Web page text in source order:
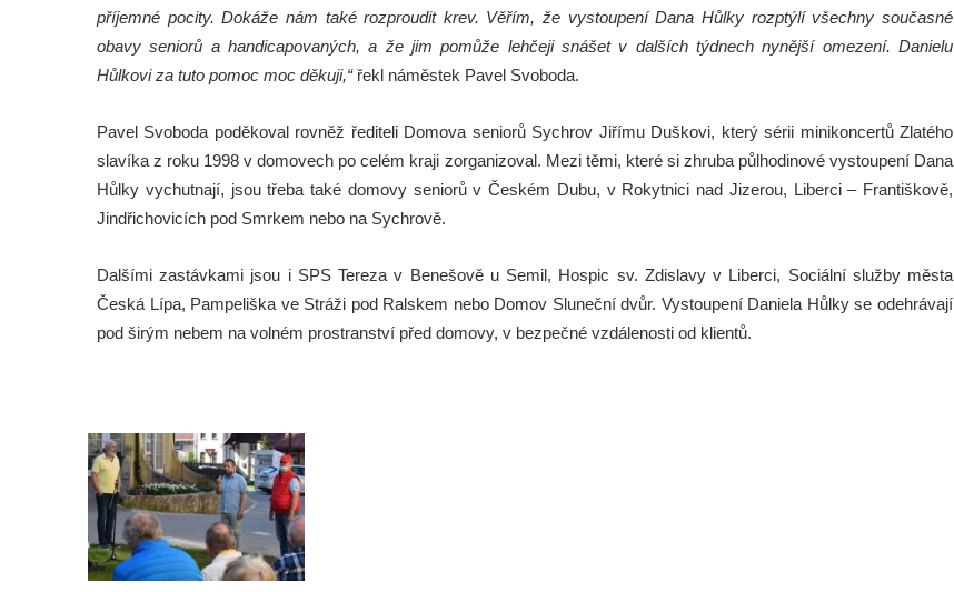
příjemné pocity. Dokáže nám také rozproudit krev. Věřím, že vystoupení Dana Hůlky rozptýlí všechny současné
obavy seniorů a handicapovaných, a že jim pomůže lehčeji snášet v dalších týdnech nynější omezení. Danielu
Hůlkovi za tuto pomoc moc děkuji,“řekl náměstek Pavel Svoboda.
Pavel Svoboda poděkoval rovněž řediteli Domova seniorů Sychrov Jiřímu Duškovi, který sérii minikoncertů Zlatého
slavíka z roku 1998 v domovech po celém kraji zorganizoval. Mezi těmi, které si zhruba půlhodinové vystoupení Dana
Hůlky vychutnají, jsou třeba také domovy seniorů v Českém Dubu, v Rokytnici nad Jizerou, Liberci – Františkově,
Jindřichovicích pod Smrkem nebo na Sychrově.
Dalšími zastávkami jsou i SPS Tereza v Benešově u Semil, Hospic sv. Zdislavy v Liberci, Sociální služby města
Česká Lípa, Pampeliška ve Stráži pod Ralskem nebo Domov Sluneční dvůr. Vystoupení Daniela Hůlky se odehrávají
pod širým nebem na volném prostranství před domovy, v bezpečné vzdálenosti od klientů.